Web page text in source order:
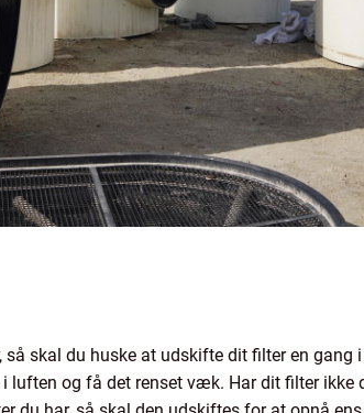
skal du huske at udskifte dit filter en gang
luften og få det renset væk. Har dit filter ikke